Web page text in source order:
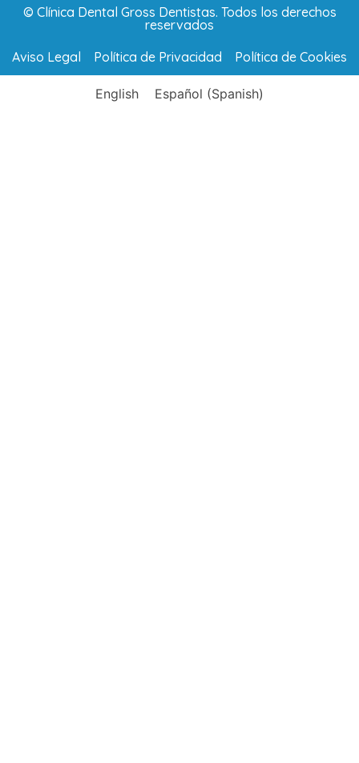
© Clínica Dental Gross Dentistas. Todos los derechos
reservados
Aviso Legal
Política de Privacidad Política de Cookies
English Español (Spanish)